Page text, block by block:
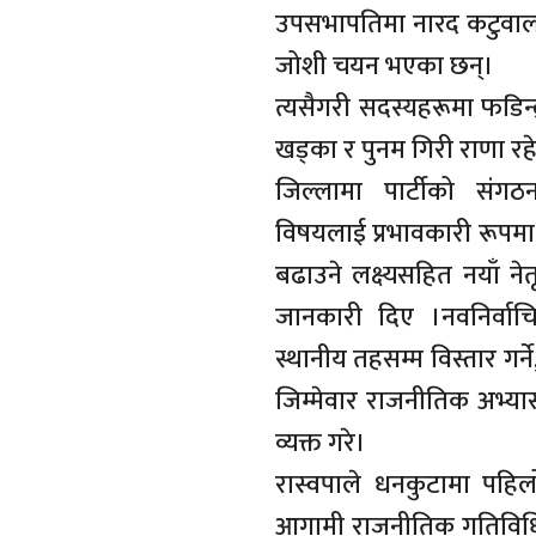
उपसभापतिमा नारद
जोशी चयन भएका छन्।
त्यसैगरी सदस्यहरूमा
खड्का र पुनम गिरी राणा
जिल्लामा पार्टीको
विषयलाई प्रभावकारी
बढाउने लक्ष्यसहित नयाँ
जानकारी दिए
स्थानीय तहसम्म विस्तार
जिम्मेवार राजनीतिक
व्यक्त गरे।
रास्वपाले धनकुटामा
आगामी राजनीतिक